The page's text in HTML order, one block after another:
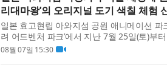
리대마왕’의 오리지널 도기 색칠 체험
일본 효고현립 아와지섬 공원 애니메이션 파
려 어드벤처 파크’에서 지난 7월 25일(토)부터
리지널 도기 색칠 체험’을 시작했다고 밝혔
08월 07일 15:30